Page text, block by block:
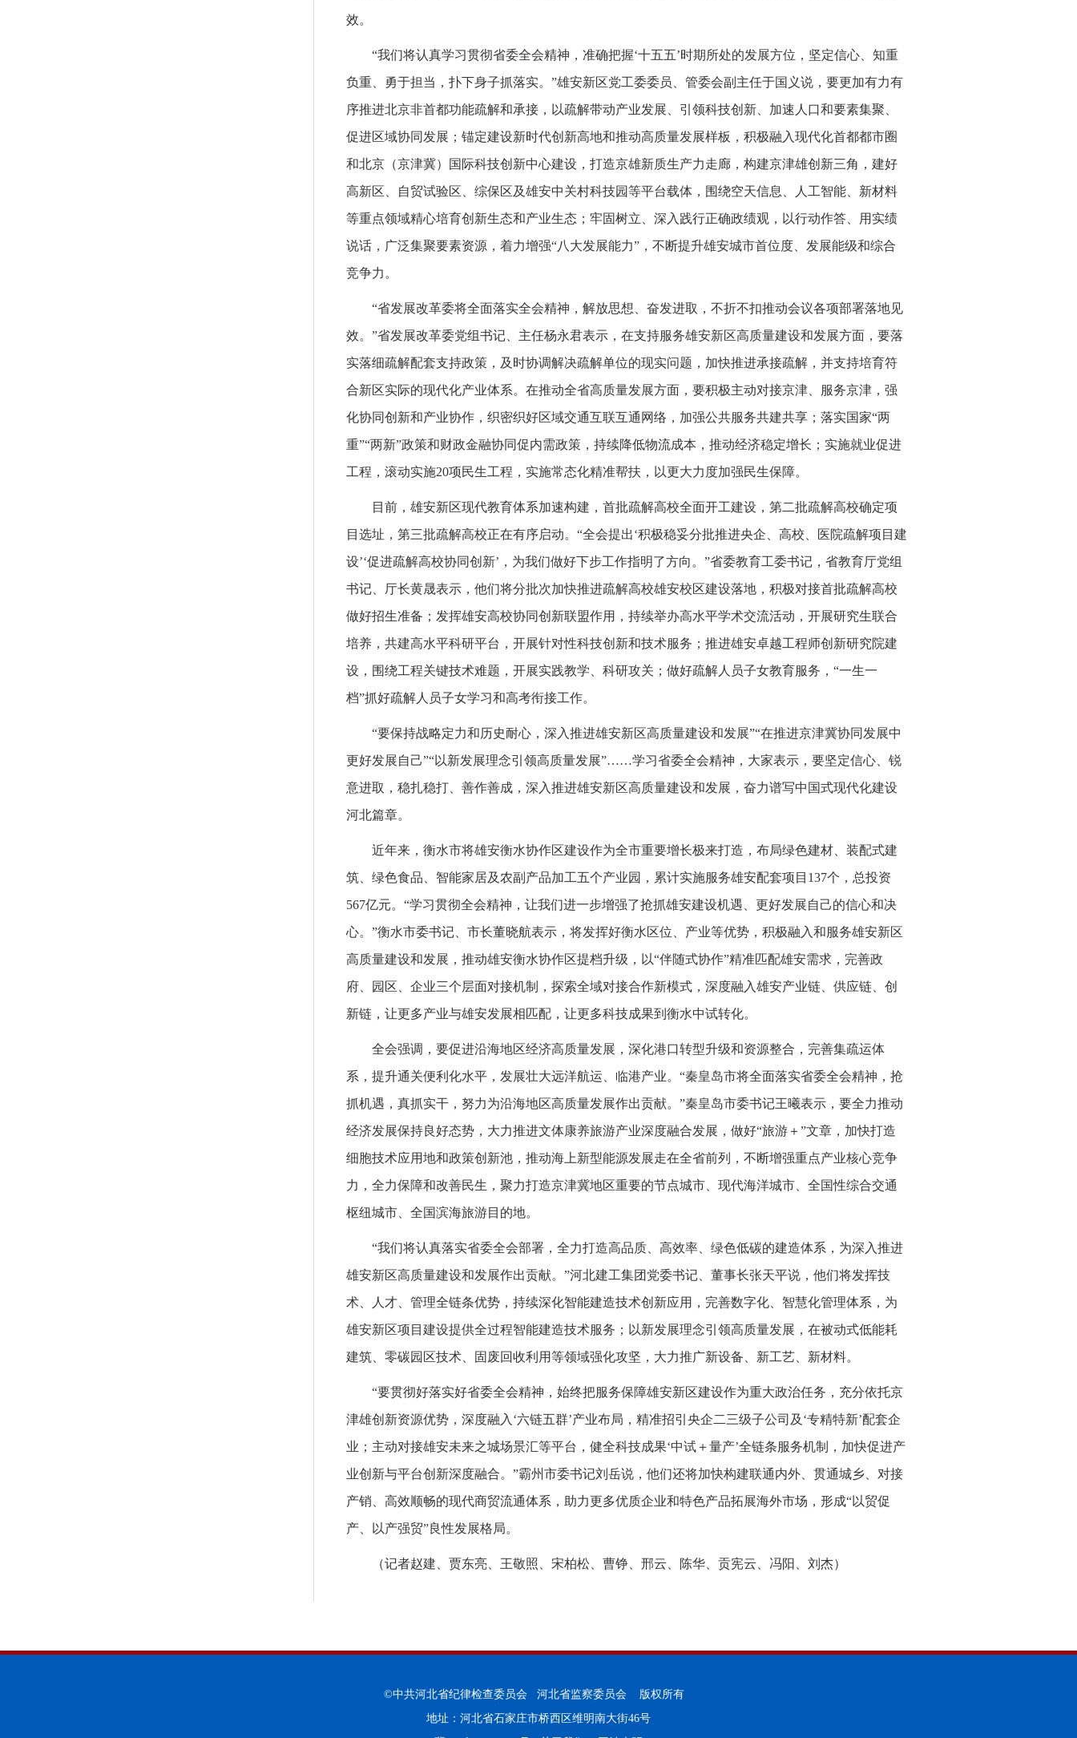
效。
“我们将认真学习贯彻省委全会精神，准确把握‘十五五’时期所处的发展方位，坚定信心、知重
负重、勇于担当，扑下身子抓落实。”雄安新区党工委委员、管委会副主任于国义说，要更加有力有
序推进北京非首都功能疏解和承接，以疏解带动产业发展、引领科技创新、加速人口和要素集聚、
促进区域协同发展；锚定建设新时代创新高地和推动高质量发展样板，积极融入现代化首都都市圈
和北京（京津冀）国际科技创新中心建设，打造京雄新质生产力走廊，构建京津雄创新三角，建好
高新区、自贸试验区、综保区及雄安中关村科技园等平台载体，围绕空天信息、人工智能、新材料
等重点领域精心培育创新生态和产业生态；牢固树立、深入践行正确政绩观，以行动作答、用实绩
说话，广泛集聚要素资源，着力增强“八大发展能力”，不断提升雄安城市首位度、发展能级和综合
竞争力。
“省发展改革委将全面落实全会精神，解放思想、奋发进取，不折不扣推动会议各项部署落地见
效。”省发展改革委党组书记、主任杨永君表示，在支持服务雄安新区高质量建设和发展方面，要落
实落细疏解配套支持政策，及时协调解决疏解单位的现实问题，加快推进承接疏解，并支持培育符
合新区实际的现代化产业体系。在推动全省高质量发展方面，要积极主动对接京津、服务京津，强
化协同创新和产业协作，织密织好区域交通互联互通网络，加强公共服务共建共享；落实国家“两
重”“两新”政策和财政金融协同促内需政策，持续降低物流成本，推动经济稳定增长；实施就业促进
工程，滚动实施20项民生工程，实施常态化精准帮扶，以更大力度加强民生保障。
目前，雄安新区现代教育体系加速构建，首批疏解高校全面开工建设，第二批疏解高校确定项
目选址，第三批疏解高校正在有序启动。“全会提出‘积极稳妥分批推进央企、高校、医院疏解项目建
设’‘促进疏解高校协同创新’，为我们做好下步工作指明了方向。”省委教育工委书记，省教育厅党组
书记、厅长黄晟表示，他们将分批次加快推进疏解高校雄安校区建设落地，积极对接首批疏解高校
做好招生准备；发挥雄安高校协同创新联盟作用，持续举办高水平学术交流活动，开展研究生联合
培养，共建高水平科研平台，开展针对性科技创新和技术服务；推进雄安卓越工程师创新研究院建
设，围绕工程关键技术难题，开展实践教学、科研攻关；做好疏解人员子女教育服务，“一生一
档”抓好疏解人员子女学习和高考衔接工作。
“要保持战略定力和历史耐心，深入推进雄安新区高质量建设和发展”“在推进京津冀协同发展中
更好发展自己”“以新发展理念引领高质量发展”……学习省委全会精神，大家表示，要坚定信心、锐
意进取，稳扎稳打、善作善成，深入推进雄安新区高质量建设和发展，奋力谱写中国式现代化建设
河北篇章。
近年来，衡水市将雄安衡水协作区建设作为全市重要增长极来打造，布局绿色建材、装配式建
筑、绿色食品、智能家居及农副产品加工五个产业园，累计实施服务雄安配套项目137个，总投资
567亿元。“学习贯彻全会精神，让我们进一步增强了抢抓雄安建设机遇、更好发展自己的信心和决
心。”衡水市委书记、市长董晓航表示，将发挥好衡水区位、产业等优势，积极融入和服务雄安新区
高质量建设和发展，推动雄安衡水协作区提档升级，以“伴随式协作”精准匹配雄安需求，完善政
府、园区、企业三个层面对接机制，探索全域对接合作新模式，深度融入雄安产业链、供应链、创
新链，让更多产业与雄安发展相匹配，让更多科技成果到衡水中试转化。
全会强调，要促进沿海地区经济高质量发展，深化港口转型升级和资源整合，完善集疏运体
系，提升通关便利化水平，发展壮大远洋航运、临港产业。“秦皇岛市将全面落实省委全会精神，抢
抓机遇，真抓实干，努力为沿海地区高质量发展作出贡献。”秦皇岛市委书记王曦表示，要全力推动
经济发展保持良好态势，大力推进文体康养旅游产业深度融合发展，做好“旅游＋”文章，加快打造
细胞技术应用地和政策创新池，推动海上新型能源发展走在全省前列，不断增强重点产业核心竞争
力，全力保障和改善民生，聚力打造京津冀地区重要的节点城市、现代海洋城市、全国性综合交通
枢纽城市、全国滨海旅游目的地。
“我们将认真落实省委全会部署，全力打造高品质、高效率、绿色低碳的建造体系，为深入推进
雄安新区高质量建设和发展作出贡献。”河北建工集团党委书记、董事长张天平说，他们将发挥技
术、人才、管理全链条优势，持续深化智能建造技术创新应用，完善数字化、智慧化管理体系，为
雄安新区项目建设提供全过程智能建造技术服务；以新发展理念引领高质量发展，在被动式低能耗
建筑、零碳园区技术、固废回收利用等领域强化攻坚，大力推广新设备、新工艺、新材料。
“要贯彻好落实好省委全会精神，始终把服务保障雄安新区建设作为重大政治任务，充分依托京
津雄创新资源优势，深度融入‘六链五群’产业布局，精准招引央企二三级子公司及‘专精特新’配套企
业；主动对接雄安未来之城场景汇等平台，健全科技成果‘中试＋量产’全链条服务机制，加快促进产
业创新与平台创新深度融合。”霸州市委书记刘岳说，他们还将加快构建联通内外、贯通城乡、对接
产销、高效顺畅的现代商贸流通体系，助力更多优质企业和特色产品拓展海外市场，形成“以贸促
产、以产强贸”良性发展格局。
（记者赵建、贾东亮、王敬照、宋柏松、曹铮、邢云、陈华、贡宪云、冯阳、刘杰）
©中共河北省纪律检查委员会 河北省监察委员会 版权所有
地址：河北省石家庄市桥西区维明南大街46号